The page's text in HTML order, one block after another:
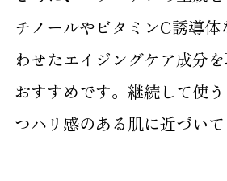
チノールやビタミンC誘導
わせたエイジングケア成分
おすすめです。継続して使
つハリ感のある肌に近づいて